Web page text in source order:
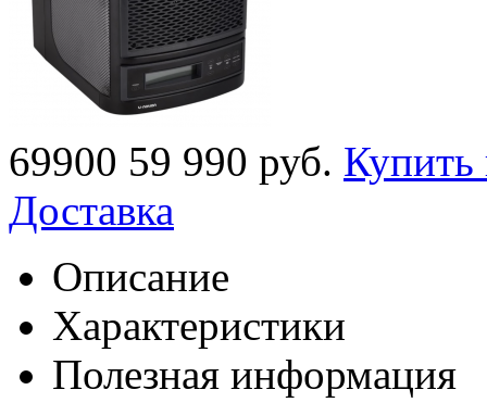
69900 59 990 руб. Купить
Доставка
Описание
Характеристики
Полезная информация